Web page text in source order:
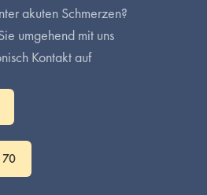
akuten Schmerzen?
umgehend mit uns
Kontakt auf